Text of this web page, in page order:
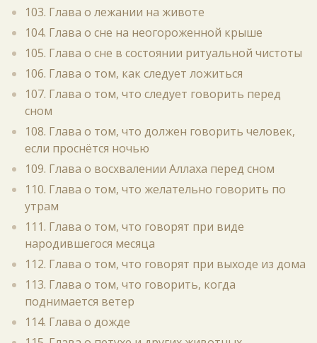
103. Глава о лежании на животе
104. Глава о сне на неогороженной крыше
105. Глава о сне в состоянии ритуальной чистоты
106. Глава о том, как следует ложиться
107. Глава о том, что следует говорить перед
сном
108. Глава о том, что должен говорить человек,
если проснётся ночью
109. Глава о восхвалении Аллаха перед сном
110. Глава о том, что желательно говорить по
утрам
111. Глава о том, что говорят при виде
народившегося месяца
112. Глава о том, что говорят при выходе из дома
113. Глава о том, что говорить, когда
поднимается ветер
114. Глава о дожде